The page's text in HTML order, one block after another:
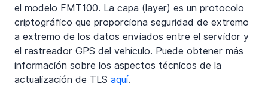
el modelo FMT100. La capa (layer) es un protocolo
criptográfico que proporciona seguridad de extremo
a extremo de los datos enviados entre el servidor y
el rastreador GPS del vehículo. Puede obtener más
información sobre los aspectos técnicos de la
actualización de TLS aquí.